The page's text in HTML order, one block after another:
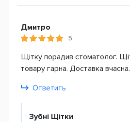
Дмитро
5
Щітку порадив стоматолог.
товару гарна. Доставка вчасна.
Ответить
Зубні Щітки